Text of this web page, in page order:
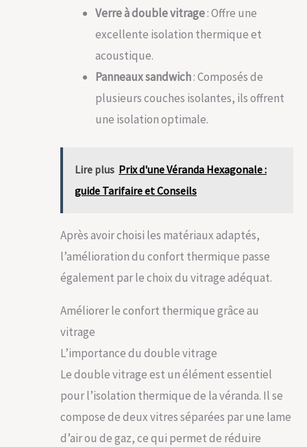
Verre à double vitrage: Offre une
excellente isolation thermique et
acoustique.
Panneaux sandwich: Composés de
plusieurs couches isolantes, ils offrent
une isolation optimale.
Lire plus Prix d'une Véranda Hexagonale :
guide Tarifaire et Conseils
Après avoir choisi les matériaux adaptés,
l’amélioration du confort thermique passe
également par le choix du vitrage adéquat.
Améliorer le confort thermique grâce au
vitrage
L’importance du double vitrage
Le double vitrage est un élément essentiel
pour l’isolation thermique de la véranda. Il se
compose de deux vitres séparées par une lame
d’air ou de gaz, ce qui permet de réduire